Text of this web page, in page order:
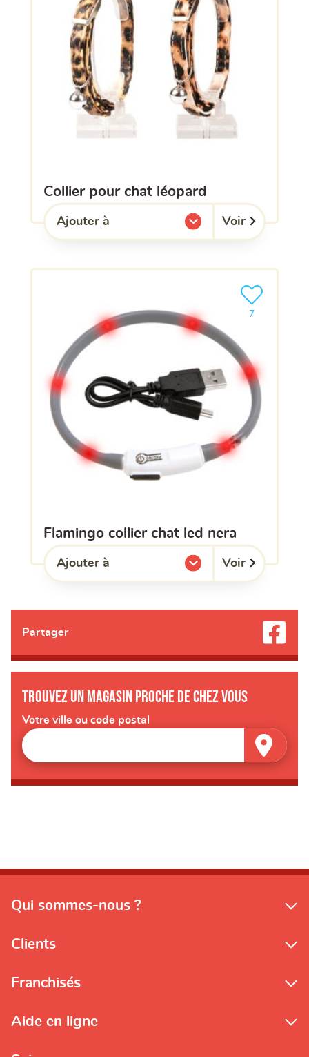
collier pour chat léopard
Ajouter à
l'une de mes listes. Voir
flamingo collier chat led nera
7
Ajouter le
Ajouter à
l'une de mes listes. Voir
Partager
Trouvez un magasin proche de chez vous
Votre ville ou code postal
Qui sommes-nous ?
Clients
Franchisés
Aide en ligne